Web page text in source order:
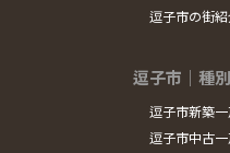
逗子市の街紹
逗子市｜種
逗子市新築
逗子市中古